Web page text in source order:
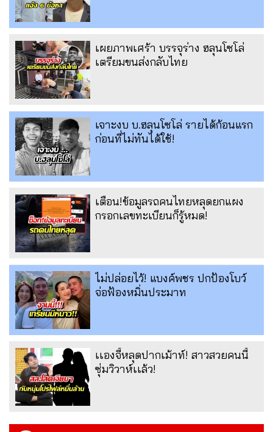
เผยภาพเศร้า บรรจุร่าง ฮลุนโซโล่
เตรียมขนส่งกลับไทย
เจาะงบ บ.ฮลุนโซโล่ รายได้ก้อนแรก
ก่อนที่ไม่ทันได้ใช้!
เตือน!ข้อมูลรถคนไทยหลุดยกแผง
กรอกเลขทะเบียนก็รู้หมด!
ไม่ปล่อยไว้! แบงค์พชร ปกป้องโบว์
จ่อฟ้องหมิ่นประมาท
เเองจี้หลุดปากเม้าท์! สาวสวยคนนี้
ซุ่มวิวาห์เเล้ว!